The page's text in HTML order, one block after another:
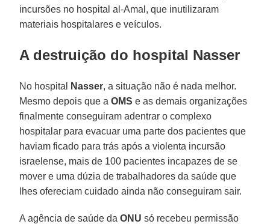
incursões no hospital al-Amal, que inutilizaram
materiais hospitalares e veículos.
A destruição do hospital Nasser
No hospital Nasser, a situação não é nada melhor.
Mesmo depois que aOMS e as demais organizações
finalmente conseguiram adentrar o complexo
hospitalar para evacuar uma parte dos pacientes que
haviam ficado para trás após a violenta incursão
israelense, mais de 100 pacientes incapazes de se
mover e uma dúzia de trabalhadores da saúde que
lhes ofereciam cuidado ainda não conseguiram sair.
A agência de saúde daONU só recebeu permissão